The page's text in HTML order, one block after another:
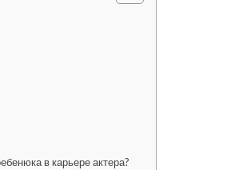
в карьере актера?